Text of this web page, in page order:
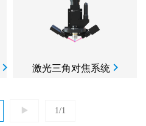
激光三角对焦系统
1/1